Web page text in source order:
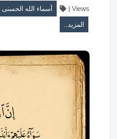
Views
| أسماء الله الحسنى
المزيد..